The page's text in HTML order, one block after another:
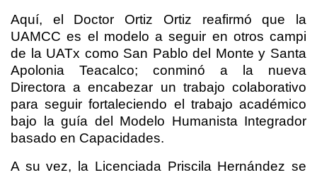
Aquí, el Doctor Ortiz Ortiz reafirmó que la
UAMCC es el modelo a seguir en otros campi
de la UATx como San Pablo del Monte y Santa
Apolonia Teacalco; conminó a la nueva
Directora a encabezar un trabajo colaborativo
para seguir fortaleciendo el trabajo académico
bajo la guía del Modelo Humanista Integrador
basado en Capacidades.
A su vez, la Licenciada Priscila Hernández se